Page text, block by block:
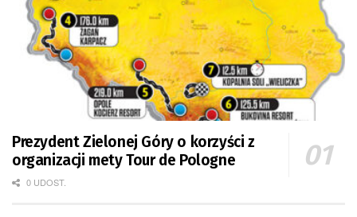
Prezydent Zielonej Góry o korzyści z
organizacji mety Tour de Pologne
0 UDOST.